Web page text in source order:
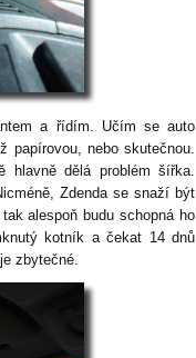
a řídím. Učím se auto
papírovou, nebo skutečnou.
hlavně dělá problém šířka.
Zdenda se snaží být
alespoň budu schopná ho
kotník a čekat 14 dnů
zbytečné.